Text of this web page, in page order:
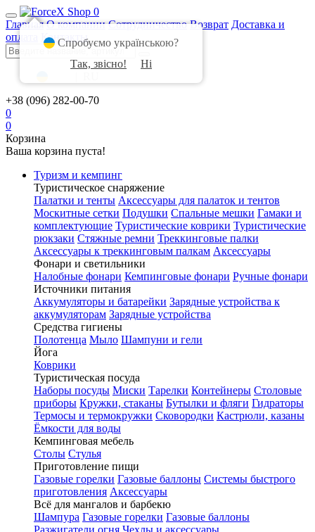
0
Главная О компании Сотрудничество Возврат Доставка и
оплата
Контакты
+38 (096) 282-00-70
0
0
Корзина
Ваша корзина пуста!
Туризм и кемпинг
Туристическое снаряжение
Палатки и тенты Аксессуары для палаток и тентов
Москитные сетки Подушки Спальные мешки Гамаки и
комплектующие Туристические коврики Туристические
рюкзаки Стяжные ремни Треккинговые палки
Аксессуары к треккинговым палкам Аксессуары
Фонари и светильники
Налобные фонари Кемпинговые фонари Ручные фонари
Источники питания
Аккумуляторы и батарейки Зарядные устройства к
аккумуляторам Зарядные устройства
Средства гигиены
Полотенца Мыло Шампуни и гели
Йога
Коврики
Туристическая посуда
Наборы посуды Миски Тарелки Контейнеры Столовые
приборы Кружки, стаканы Бутылки и фляги Гидраторы
Термосы и термокружки Сковородки Кастрюли, казаны
Ёмкости для воды
Кемпинговая мебель
Столы Стулья
Приготовление пищи
Газовые горелки Газовые баллоны Системы быстрого
приготовления Аксессуары
Всё для мангалов и барбекю
Шампура Газовые горелки Газовые баллоны
Спробуємо українською?
Так, звісно!
Ні